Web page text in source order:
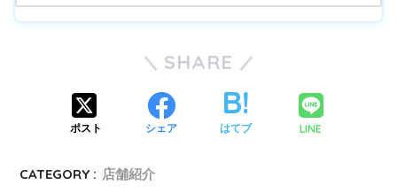
SHARE
ポスト シェア はてブ LINE
CATEGORY : 店舗紹介